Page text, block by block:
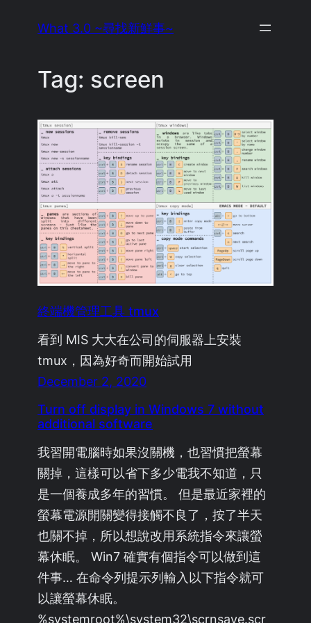
What 3.0 ~尋找新鮮事~
Tag: screen
終端機管理工具 tmux
看到 MIS 大大在公司的伺服器上安裝
tmux，因為好奇而開始試用
December 2, 2020
Turn off display in Windows 7 without
additional software
我習開電腦時如果沒關機，也習慣把螢幕
關掉，這樣可以省下多少電我不知道，只
是一個養成多年的習慣。 但是最近家裡的
螢幕電源開關變得接觸不良了，按了半天
也關不掉，所以想說改用系統指令來讓螢
幕休眠。 Win7 確實有個指令可以做到這
件事… 在命令列提示列輸入以下指令就可
以讓螢幕休眠。
%systemroot%\system32\scrnsave.scr